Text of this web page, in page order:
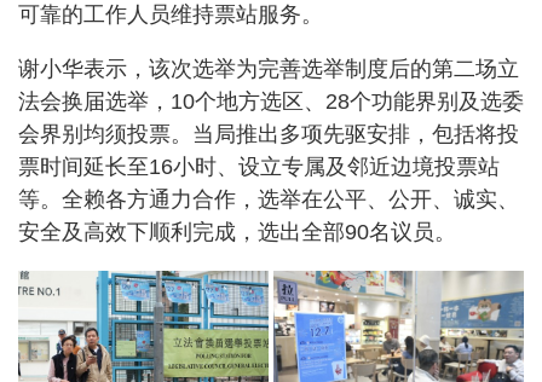
可靠的工作人员维持票站服务。
谢小华表示，该次选举为完善选举制度后的第二场立
法会换届选举，10个地方选区、28个功能界别及选委
会界别均须投票。当局推出多项先驱安排，包括将投
票时间延长至16小时、设立专属及邻近边境投票站
等。全赖各方通力合作，选举在公平、公开、诚实、
安全及高效下顺利完成，选出全部90名议员。